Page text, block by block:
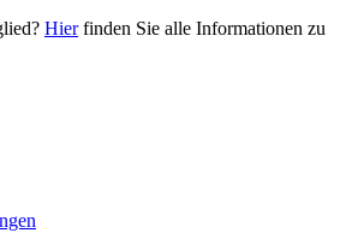
Hierfinden Sie alle Informationen zu